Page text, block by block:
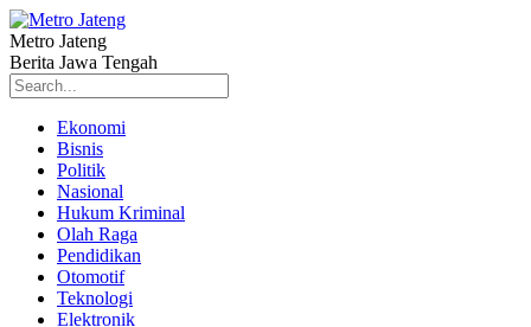
Metro Jateng
Berita Jawa Tengah
Ekonomi
Bisnis
Politik
Nasional
Hukum Kriminal
Olah Raga
Pendidikan
Otomotif
Teknologi
Elektronik